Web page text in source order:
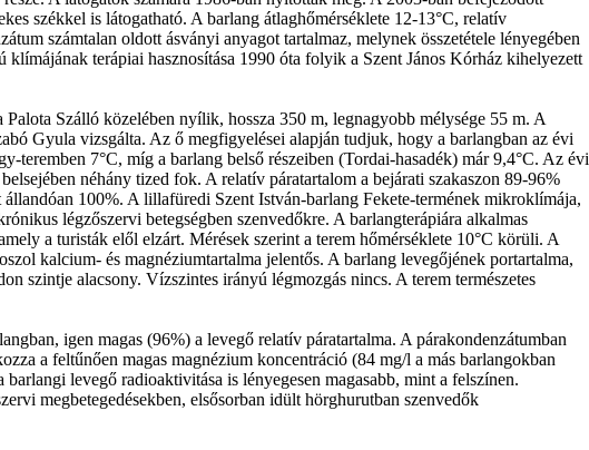
székkel is látogatható. A barlang átlaghőmérséklete 12-13°C, relatív
számtalan oldott ásványi anyagot tartalmaz, melynek összetétele lényegében
terápiai hasznosítása 1990 óta folyik a Szent János Kórház kihelyezett
Szálló közelében nyílik, hossza 350 m, legnagyobb mélysége 55 m. A
Gyula vizsgálta. Az ő megfigyelései alapján tudjuk, hogy a barlangban az évi
teremben 7°C, míg a barlang belső részeiben (Tordai-hasadék) már 9,4°C. Az évi
néhány tized fok. A relatív páratartalom a bejárati szakaszon 89-96%
100%. A lillafüredi Szent István-barlang Fekete-termének mikroklímája,
légzőszervi betegségben szenvedőkre. A barlangterápiára alkalmas
a turisták elől elzárt. Mérések szerint a terem hőmérséklete 10°C körüli. A
kalcium- és magnéziumtartalma jelentős. A barlang levegőjének portartalma,
szintje alacsony. Vízszintes irányú légmozgás nincs. A terem természetes
igen magas (96%) a levegő relatív páratartalma. A párakondenzátumban
a feltűnően magas magnézium koncentráció (84 mg/l a más barlangokban
levegő radioaktivitása is lényegesen magasabb, mint a felszínen.
megbetegedésekben, elsősorban idült hörghurutban szenvedők